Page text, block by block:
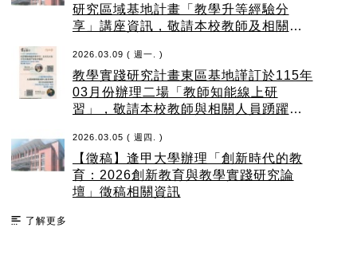
研究區域基地計畫「教學升等經驗分
享」講座資訊，敬請本校教師及相關行
2026.03.09 ( 週一. )
教學實踐研究計畫東區基地謹訂於115年
03月份辦理二場「教師知能線上研
習」，敬請本校教師與相關人員踴躍參
2026.03.05 ( 週四. )
【徵稿】逢甲大學辦理「創新時代的教
育：2026創新教育與教學實踐研究論
壇」徵稿相關資訊
了解更多